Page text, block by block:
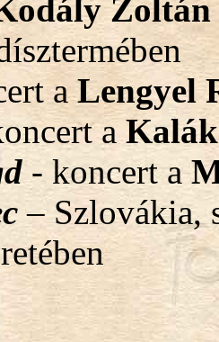
aLengyel
a
- koncert a
– Szlovákia,